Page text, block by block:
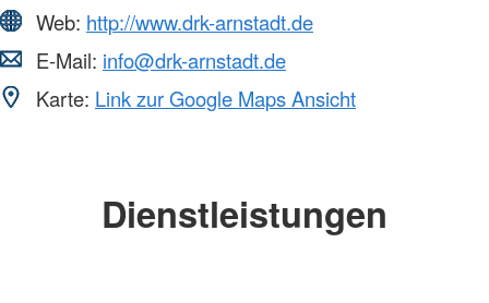
Web: http://www.drk-arnstadt.de
E-Mail: info@drk-arnstadt.de
Karte: Link zur Google Maps Ansicht
Dienstleistungen